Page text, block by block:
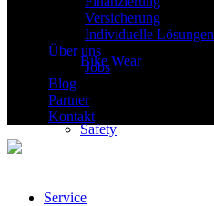
Bike Wear
Safety
Service
Versicherung
Individuelle Lösungen
Über uns
Jobs
Blog
Partner
Kontakt